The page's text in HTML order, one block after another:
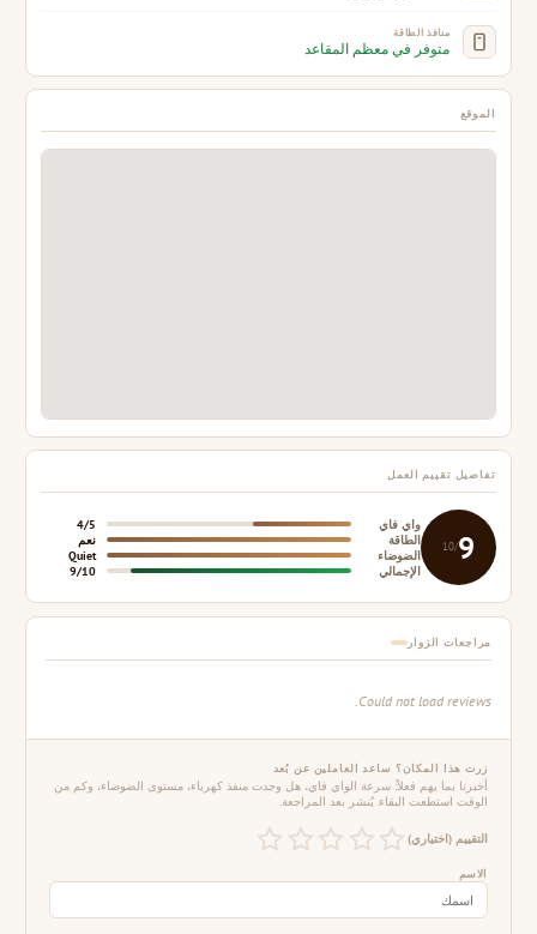
منافذ الطاقة
متوفر في معظم المقاعد
الموقع
تفاصيل تقييم العمل
9
/10
واي فاي
4/5
الطاقة
نعم
الضوضاء
Quiet
الإجمالي
9/10
مراجعات الزوار
Could not load reviews.
زرت هذا المكان؟ ساعد العاملين عن بُعد
أخبرنا بما يهم فعلاً: سرعة الواي فاي، هل وجدت منفذ كهرباء، مستوى الضوضاء، وكم من
الوقت استطعت البقاء. يُنشر بعد المراجعة.
التقييم (اختياري)
الاسم